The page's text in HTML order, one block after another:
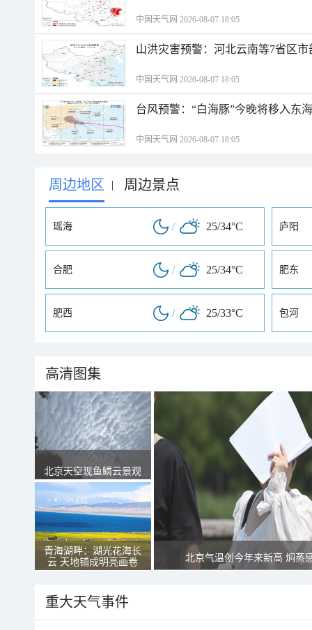
中国天气网 2026-08-07 18:05
山洪灾害预警：河北云南等7省区
中国天气网 2026-08-07 18:05
台风预警：“白海豚”今晚将移入东
中国天气网 2026-08-07 18:05
周边地区 | 周边景点
瑶海 / 25/34°C 庐阳
合肥 / 25/34°C 肥东
肥西 / 25/33°C 包河
高清图集
北京天空现鱼鳞云景观
青海湖畔：湖光花海长
云 天地铺成明亮画卷
北京气温创今年来新高 焖蒸
重大天气事件